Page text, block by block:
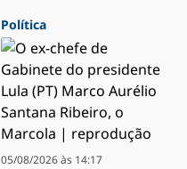
Política
05/08/2026 às 14:17